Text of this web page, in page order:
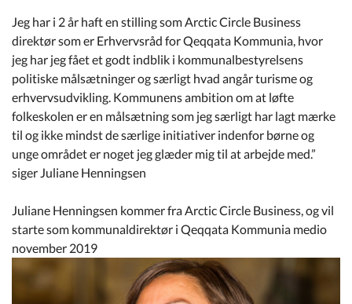
Jeg har i 2 år haft en stilling som Arctic Circle Business
direktør som er Erhvervsråd for Qeqqata Kommunia, hvor
jeg har jeg fået et godt indblik i kommunalbestyrelsens
politiske målsætninger og særligt hvad angår turisme og
erhvervsudvikling. Kommunens ambition om at løfte
folkeskolen er en målsætning som jeg særligt har lagt mærke
til og ikke mindst de særlige initiativer indenfor børne og
unge området er noget jeg glæder mig til at arbejde med.”
siger Juliane Henningsen
Juliane Henningsen kommer fra Arctic Circle Business, og vil
starte som kommunaldirektør i Qeqqata Kommunia medio
november 2019